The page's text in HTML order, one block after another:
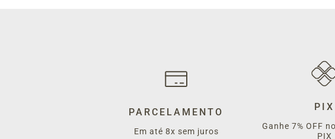
PARCELAMENTO
Em até 8x sem juros
PIX
Ganhe 7% OFF
PIX